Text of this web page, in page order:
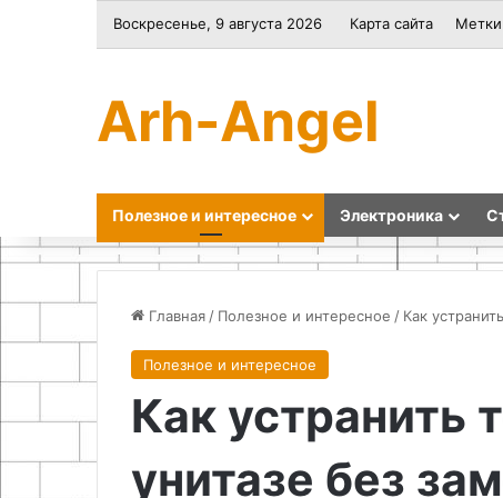
Воскресенье, 9 августа 2026 Карта сайта Метки
Arh-Angel
Полезное и интересное Электроника
Главная / Полезное и интересное / Как
Полезное и интересное
Как устранить
унитазе без
Дизайн-
проект
однокомнатной
творчество